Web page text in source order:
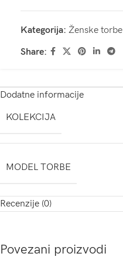
Kategorija: Ženske torbe
Share:
Dodatne informacije
KOLEKCIJA
MODEL TORBE
Recenzije (0)
Povezani proizvodi